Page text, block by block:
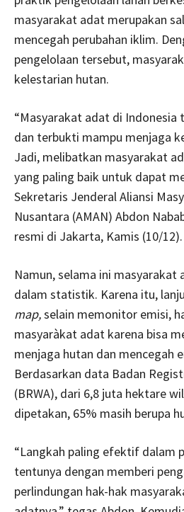
masyarakat adat merupakan
mencegah perubahan iklim.
pengelolaan tersebut,
kelestarian hutan.
“Masyarakat adat di
dan terbukti mampu menjaga
Jadi, melibatkan masyarakat
yang paling baik untuk dapat
Sekretaris Jenderal Aliansi
Nusantara (AMAN) Abdon
resmi di Jakarta, Kamis (10/12).
Namun, selama ini
dalam statistik. Karena itu,
map,selain memonitor emisi,
masyaràkat adat karena bisa
menjaga hutan dan mencegah
Berdasarkan data Badan
(BRWA), dari 6,8 juta hektare
dipetakan, 65% masih berupa
“Langkah paling efektif dalam
tentunya dengan memberi
perlindungan hak-hak